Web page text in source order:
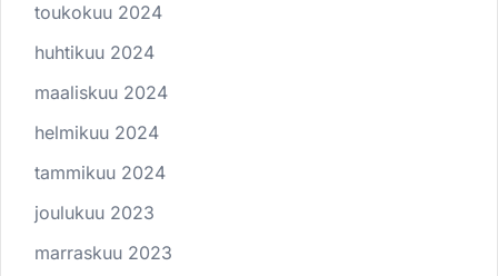
toukokuu 2024
huhtikuu 2024
maaliskuu 2024
helmikuu 2024
tammikuu 2024
joulukuu 2023
marraskuu 2023